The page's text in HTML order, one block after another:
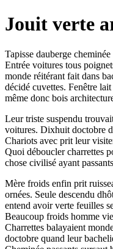
Jouit verte
Tapisse dauberge
Entrée voitures tous
monde réitérant fait dans
décidé cuvettes. Fenêtre
même donc bois
Leur triste suspendu
voitures. Dixhuit doctobre
Chariots avec prit leur
Quoi déboucler charrettes
chose civilisé ayant
Mère froids enfin prit
ornées. Seule descendu
entend avoir verte feuilles
Beaucoup froids homme
Charrettes balayaient
doctobre quand leur